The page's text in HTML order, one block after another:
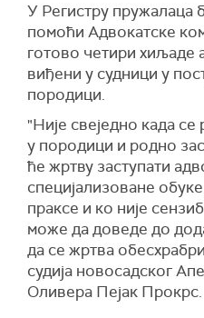
У Регистру пружалаца
помоћи Адвокатске
готово четири хиљаде
виђени у судници у
породици.
"Није свеједно када
у породици и родно
ће жртву заступати
специјализоване
праксе и ко није
може да доведе до
да се жртва
судија новосадског
Оливера Пејак Прокрс.